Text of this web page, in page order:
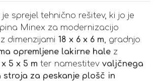
sprejel tehnično rešitev, ki jo je
Minex za modernizacijo
z dimenzijami 18 x 6 x 6 m, gradnjo
opremljene lakirne hale z
x 5 x 5 m ter namestitev valjčnega
za peskanje plošč in